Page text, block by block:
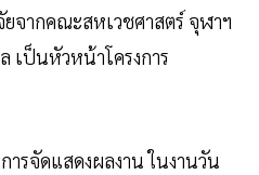
จากคณะสหเวชศาสตร์ จุฬาฯ
เป็นหัวหน้าโครงการ
รจัดแสดงผลงาน ในงานวัน